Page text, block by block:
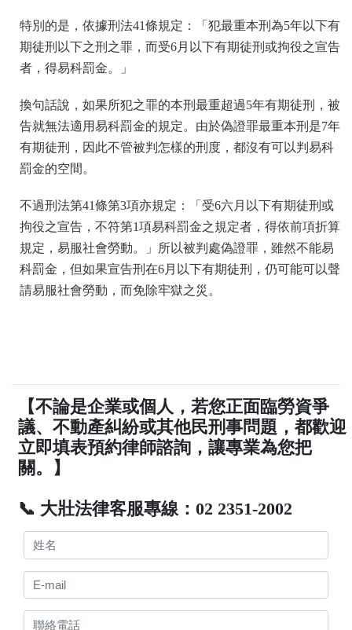
特別的是，依據刑法41條規定：「犯最重本刑為5年以下有
期徒刑以下之刑之罪，而受6月以下有期徒刑或拘役之宣告
者，得易科罰金。」
換句話說，如果所犯之罪的本刑最重超過5年有期徒刑，被
告就無法適用易科罰金的規定。由於偽證罪最重本刑是7年
有期徒刑，因此不管被判怎樣的刑度，都沒有可以判易科
罰金的空間。
不過刑法第41條第3項亦規定：「受6六月以下有期徒刑或
拘役之宣告，不符第1項易科罰金之規定者，得依前項折算
規定，易服社會勞動。」所以被判處偽證罪，雖然不能易
科罰金，但如果宣告刑在6月以下有期徒刑，仍可能可以聲
請易服社會勞動，而免除牢獄之災。
【不論是企業或個人，若您正面臨勞資爭
議、不動產糾紛或其他民刑事問題，都歡迎
立即填表預約律師諮詢，讓專業為您把
關。】
📞 大壯法律客服專線：02 2351-2002